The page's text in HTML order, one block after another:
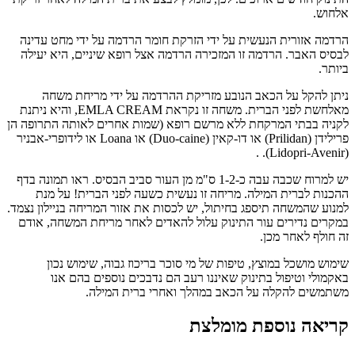
אלחוש.
הרדמה אזורית הנעשית על ידי הזרקת חומר הרדמה על ידי מחט עדינה
לבסיס האבר. הרדמה זו המזכירה הרדמה אצל רופא שיניים, היא יעילה
ביותר.
ניתן להקל על הכאב הנובע מזריקת ההרדמה על ידי מריחת משחה
מאלחשת לפני הברית. משחה זו נקראת EMLA CREAM, והיא ניתנת
לקניה בבתי המרקחת ללא מרשם רופא (שמות אחרים לאותה התרופה הן
פרילידן (Prilidan) או דו-קאין (Duo-caine) או Loana או לידופרי-אבניר
(Lidopri-Avenir). .
יש למרוח שכבה עבה כ-1-2 ס"מ מן העור סביב הבסיס. ראו תמונה בדף
ההכנות לברית המילה. מריחה זו נעשית כשעה לפני הברית! על מנת
למנוע שהמשחה תיספג בחיתול, יש לכסות את אזור המריחה בניילון נצמד.
במקרים נדירים עור התינוק עלול להאדים לאחר מריחת המשחה, אודם
זה חולף לאחר מכן.
שימוש מושכל במוצץ, טיפות של מי סוכר בריכוז גבוה, שימוש נכון
באקמולי וטיפול בתינוק שאיננו רעב הם נדבכים נוספים בהם אנו
משתמשים להקלה על הכאב במהלך ואחרי ברית המילה.
קריאה נוספת מומלצת